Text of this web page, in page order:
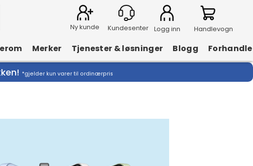
Ny kunde Logg inn Handlevogn
Merker Tjenester & løsninger Blogg
*gjelder kun varer til ordinærpris